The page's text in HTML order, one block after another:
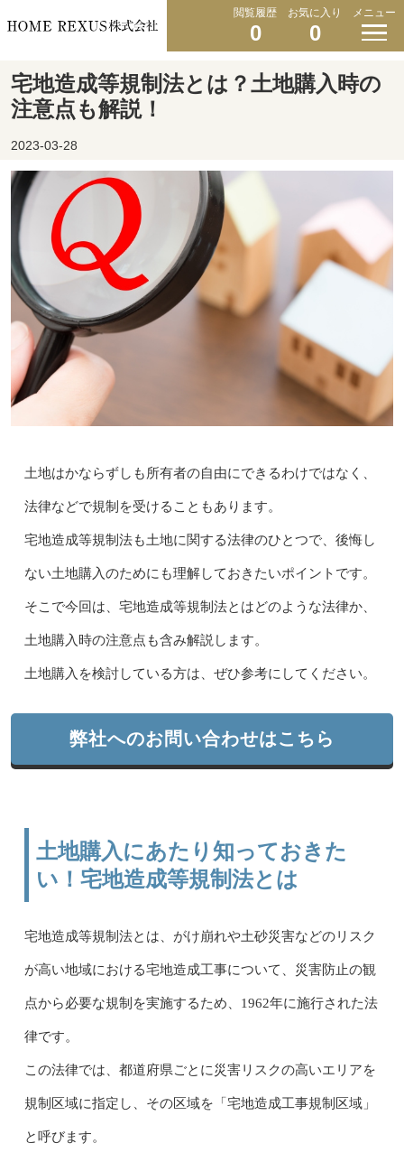
閲覧履歴
0
お気に入り
0
メニュー
宅地造成等規制法とは？土地購入時の
注意点も解説！
2023-03-28
土地はかならずしも所有者の自由にできるわけではなく、
法律などで規制を受けることもあります。
宅地造成等規制法も土地に関する法律のひとつで、後悔し
ない土地購入のためにも理解しておきたいポイントです。
そこで今回は、宅地造成等規制法とはどのような法律か、
土地購入時の注意点も含み解説します。
土地購入を検討している方は、ぜひ参考にしてください。
弊社へのお問い合わせはこちら
土地購入にあたり知っておきた
い！宅地造成等規制法とは
宅地造成等規制法とは、がけ崩れや土砂災害などのリスク
が高い地域における宅地造成工事について、災害防止の観
点から必要な規制を実施するため、1962年に施行された法
律です。
この法律では、都道府県ごとに災害リスクの高いエリアを
規制区域に指定し、その区域を「宅地造成工事規制区域」
と呼びます。